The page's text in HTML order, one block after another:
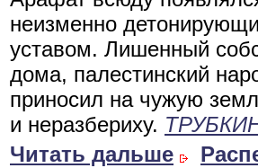
неизменно
уставом. Лишенный
дома, палестинский
приносил на чужую
и неразбериху.
Читать дальше